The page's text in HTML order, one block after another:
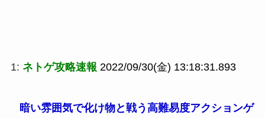
1: ネトゲ攻略速報 2022/09/30(金) 13:18:31.893
暗い雰囲気で化け物と戦う高難易度アクションゲ